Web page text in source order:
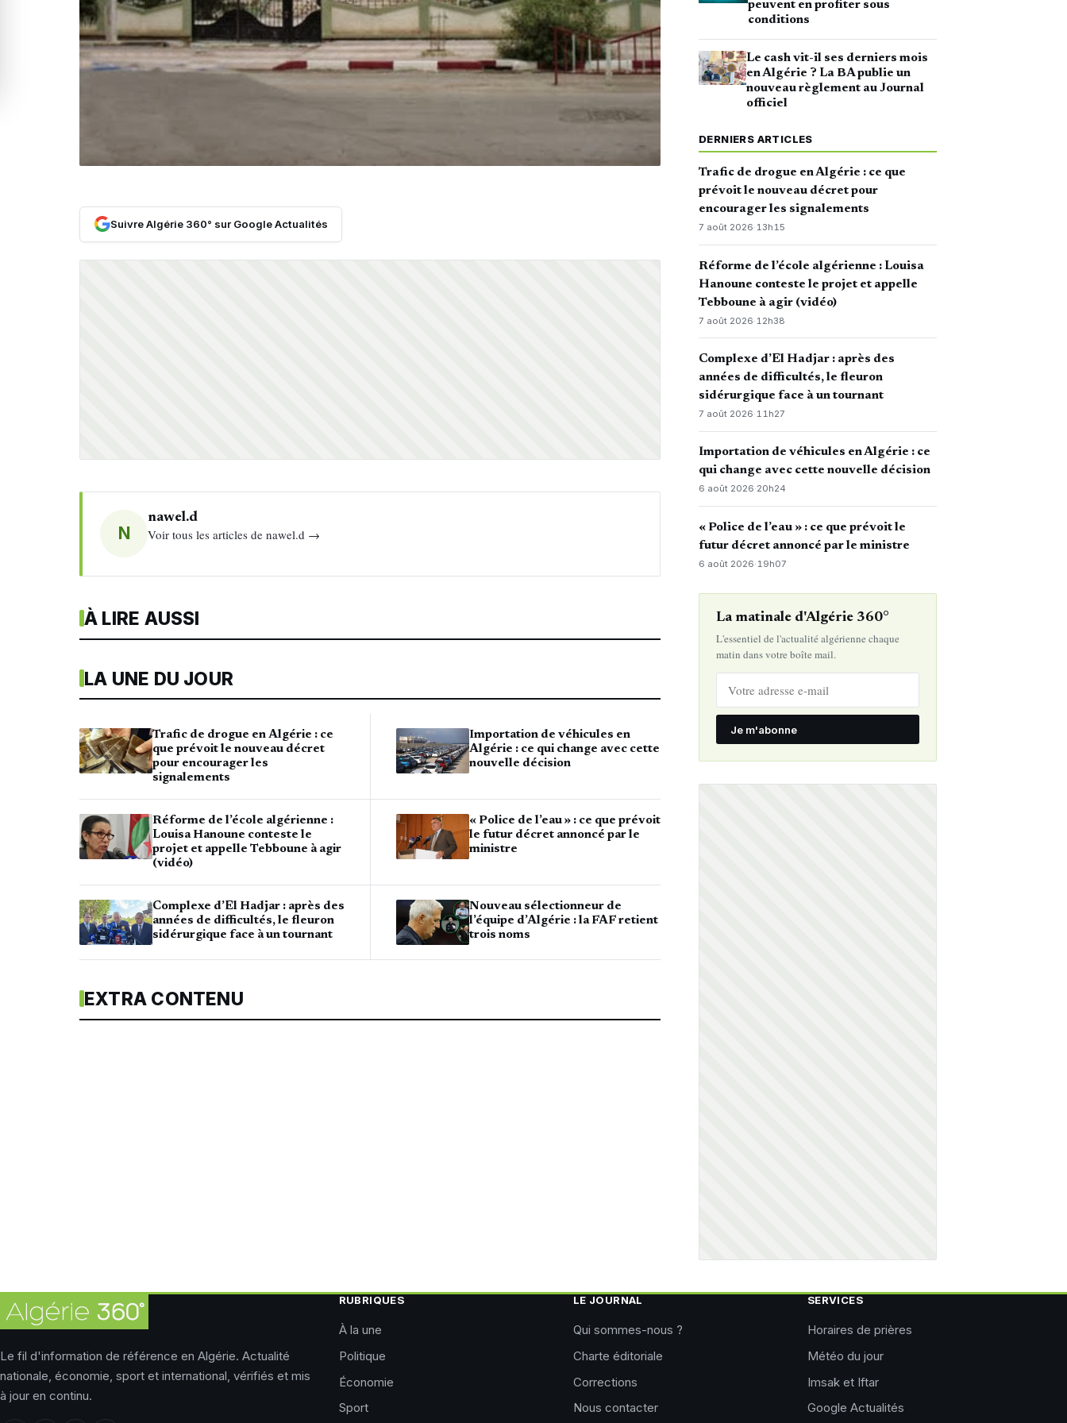
Suivre Algérie 360° sur Google Actualités
N
nawel.d
Voir tous les articles de nawel.d →
À LIRE AUSSI
LA UNE DU JOUR
Trafic de drogue en Algérie : ce
que prévoit le nouveau décret
pour encourager les
signalements
Réforme de l’école algérienne :
Louisa Hanoune conteste le
projet et appelle Tebboune à agir
(vidéo)
Complexe d’El Hadjar : après des
années de difficultés, le fleuron
sidérurgique face à un tournant
Importation de véhicules en
Algérie : ce qui change avec cette
nouvelle décision
« Police de l’eau » : ce que prévoit
le futur décret annoncé par le
ministre
Nouveau sélectionneur de
l’équipe d’Algérie : la FAF retient
trois noms
EXTRA CONTENU
peuvent en profiter sous
conditions
Le cash vit-il ses derniers mois
en Algérie ? La BA publie un
nouveau règlement au Journal
officiel
DERNIERS ARTICLES
Trafic de drogue en Algérie : ce que
prévoit le nouveau décret pour
encourager les signalements
7 août 2026·13h15
Réforme de l’école algérienne : Louisa
Hanoune conteste le projet et appelle
Tebboune à agir (vidéo)
7 août 2026· 12h38
Complexe d’El Hadjar : après des
années de difficultés, le fleuron
sidérurgique face à un tournant
7 août 2026·11h27
Importation de véhicules en Algérie : ce
qui change avec cette nouvelle décision
6 août 2026·20h24
« Police de l’eau » : ce que prévoit le
futur décret annoncé par le ministre
6 août 2026· 19h07
La matinale d'Algérie 360°
L'essentiel de l'actualité algérienne chaque
matin dans votre boîte mail.
Je m'abonne
Le fil d'information de référence en Algérie. Actualité
nationale, économie, sport et international, vérifiés et mis
à jour en continu.
RUBRIQUES
À la une
Politique
Économie
Sport
LE JOURNAL
Qui sommes-nous ?
Charte éditoriale
Corrections
Nous contacter
SERVICES
Horaires de prières
Météo du jour
Imsak et Iftar
Google Actualités